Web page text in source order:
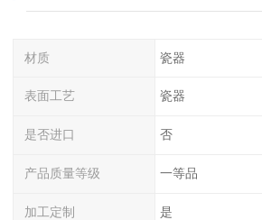
材质 瓷器
表面工艺 瓷器
是否进口 否
产品质量等级 一等品
加工定制 是